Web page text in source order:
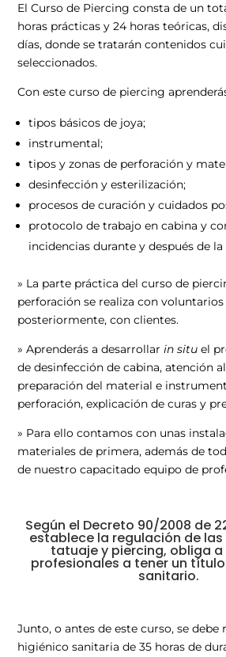
El Curso de Piercing consta de un
horas prácticas y 24 horas teóricas,
días, donde se tratarán contenidos
seleccionados.
Con este curso de piercing
tipos básicos de joya;
instrumental;
tipos y zonas de perforacióny
desinfección y esterilización;
procesos de curación y cuidados
protocolo de trabajo en cabina y
incidencias durante y después de
» La parte práctica del curso de
perforación se realiza con voluntarios
posteriormente, con clientes.
» Aprenderás a desarrollarin situ el
de desinfección de cabina, atención
preparación del material e
perforación, explicación de curas y
» Para ello contamos con unas
materiales de primera, además de
de nuestro capacitado equipo de
Según el Decreto 90/2008 de
establece la regulación de
tatuaje y piercing, obliga
profesionales a tener un
sanitario.
Junto, o antes de este curso, se debe
higiénico sanitaria de 35 horas de